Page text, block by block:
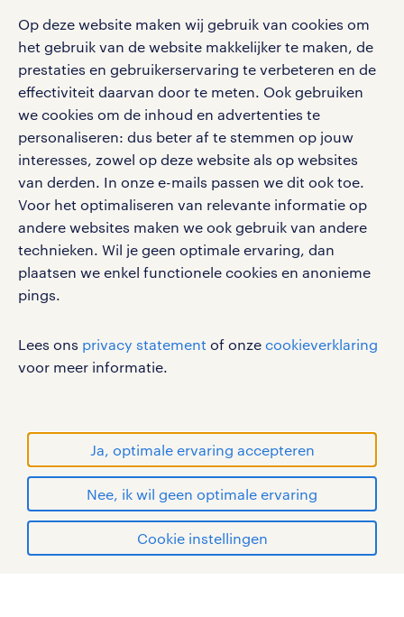
Op deze website maken wij gebruik van cookies om
het gebruik van de website makkelijker te maken, de
prestaties en gebruikerservaring te verbeteren en de
effectiviteit daarvan door te meten. Ook gebruiken
we cookies om de inhoud en advertenties te
personaliseren: dus beter af te stemmen op jouw
interesses, zowel op deze website als op websites
van derden. In onze e-mails passen we dit ook toe.
Voor het optimaliseren van relevante informatie op
andere websites maken we ook gebruik van andere
technieken. Wil je geen optimale ervaring, dan
plaatsen we enkel functionele cookies en anonieme
pings.
Lees ons privacy statement of onze cookieverklaring
voor meer informatie.
Ja, optimale ervaring accepteren
Nee, ik wil geen optimale ervaring
Cookie instellingen
solliciteren
aanmelden nieuwsbrief
salarischecker
bruto-netto calculator
pers
klachten en misstanden
en ontvang berichten van je intercedent.
Eenvoudig, snel en overal.
apple app store
google play store
social media
Volg ons voor de leukste content omtrent
vacatures, solliciteren en inspiratie.
werken bij randstad
disclaimer
RANDSTAD, HUMAN FORWARD en SHAPING THE